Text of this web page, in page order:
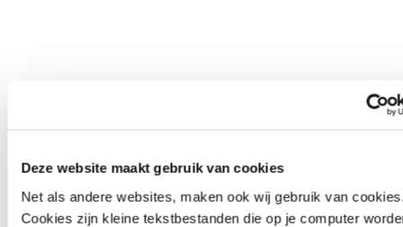
Deze website maakt gebruik van cookies
Net als andere websites, maken ook wij gebruik van
Cookies zijn kleine tekstbestanden die op je computer